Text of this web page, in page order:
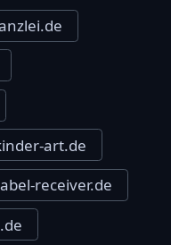
art.de
receiver.de